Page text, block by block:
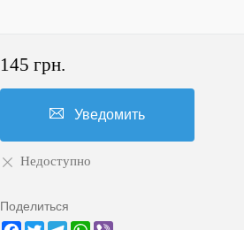
145 грн.
Уведомить
Недоступно
Поделиться